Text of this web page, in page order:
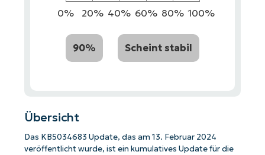
0% 20% 40% 60% 80% 100%
90% Scheint stabil
Übersicht
Das KB5034683 Update, das am 13. Februar 2024
veröffentlicht wurde, ist ein kumulatives Update für die